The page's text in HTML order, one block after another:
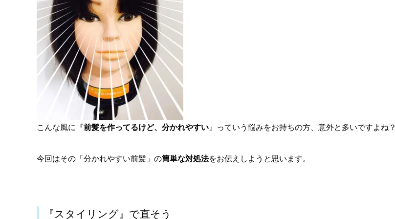
こんな風に『前髪を作ってるけど、分かれやすい』っていう悩みをお持ちの方、意外と多いですよね？
今回はその「分かれやすい前髪」の簡単な対処法をお伝えしようと思います。
『スタイリング』で直そう